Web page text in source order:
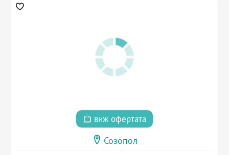
виж офертата
Созопол